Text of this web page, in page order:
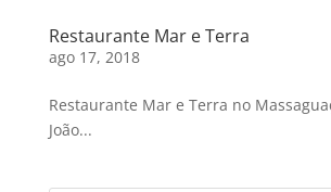
Restaurante Mar e Terra
ago 17, 2018
Restaurante Mar e Terra no
João...